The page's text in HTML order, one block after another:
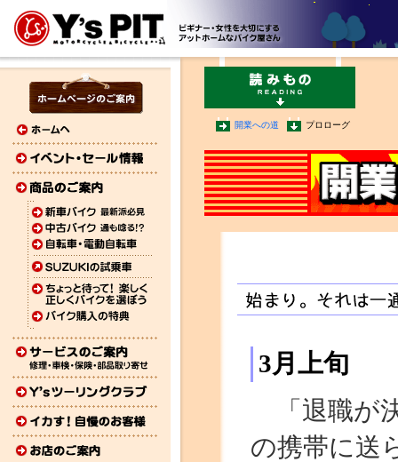
開業への道 プロローグ
3月上旬
「退職が
の携帯に送